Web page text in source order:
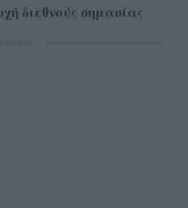
διεθνούς σημασίας